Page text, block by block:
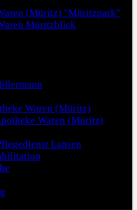
(Müritz) "Müritzpark"
Müritzblick
Waren (Müritz)
Waren (Müritz)
Lansen